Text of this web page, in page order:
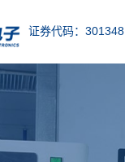
证券代码：301348